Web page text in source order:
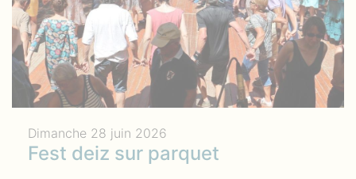
Dimanche 28 juin 2026
Fest deiz sur parquet